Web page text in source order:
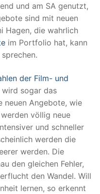
und am SA genutzt,
sind mit neuen
Hagen, die wahrlich
im Portfolio hat, kann
sprechen.
der Film- und
wird sogar das
neuen Angebote, wie
werden völlig neue
und schneller
werden die
werden. Die
den gleichen Fehler,
den Wandel. Will
lernen, so erkennt